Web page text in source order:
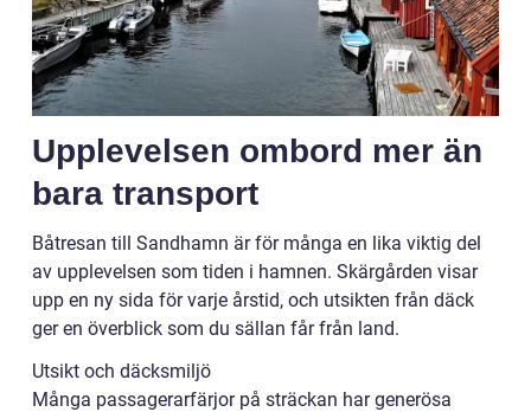
Upplevelsen ombord mer än
bara transport
Båtresan till Sandhamn är för många en lika viktig del
av upplevelsen som tiden i hamnen. Skärgården visar
upp en ny sida för varje årstid, och utsikten från däck
ger en överblick som du sällan får från land.
Utsikt och däcksmiljö
Många passagerarfärjor på sträckan har generösa